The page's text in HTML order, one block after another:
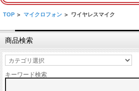
TOP > マイクロフォン > ワイヤレスマイク
商品検索
キーワード検索